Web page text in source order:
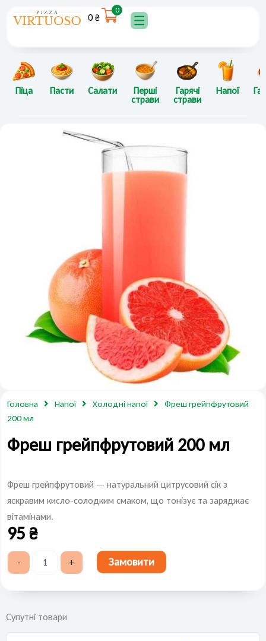
0₴
0
Піца Пасти Салати Перші
страви
Гарячі
страви
Напої
Головна Напої Холодні напої
Фреш грейпфрутовий
200 мл
Фреш грейпфрутовий 200 мл
Фреш грейпфрутовий — натуральний цитрусовий сік з
яскравим кисло-солодким смаком, що тонізує та заряджає
вітамінами.
-
Фреш
грейпфрутовий
+ Замовити
95₴
Супутні товари